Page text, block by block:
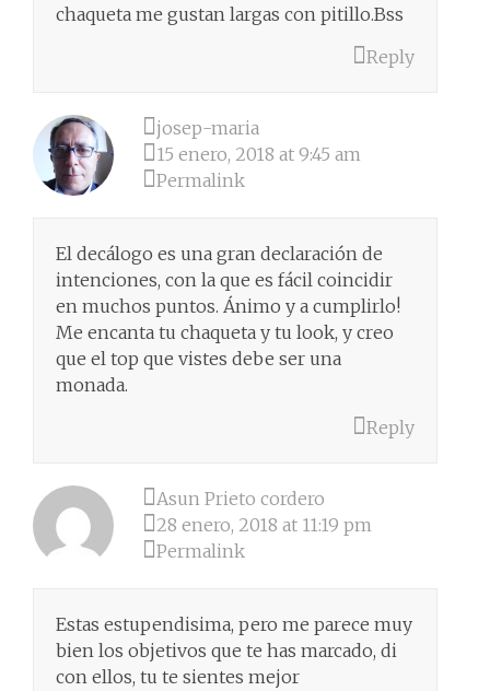
chaqueta me gustan largas con pitillo.Bss
Reply
josep-maria
15 enero, 2018 at 9:45 am
Permalink
El decálogo es una gran declaración de
intenciones, con la que es fácil coincidir
en muchos puntos. Ánimo y a cumplirlo!
Me encanta tu chaqueta y tu look, y creo
que el top que vistes debe ser una
monada.
Reply
Asun Prieto cordero
28 enero, 2018 at 11:19 pm
Permalink
Estas estupendisima, pero me parece muy
bien los objetivos que te has marcado, di
con ellos, tu te sientes mejor